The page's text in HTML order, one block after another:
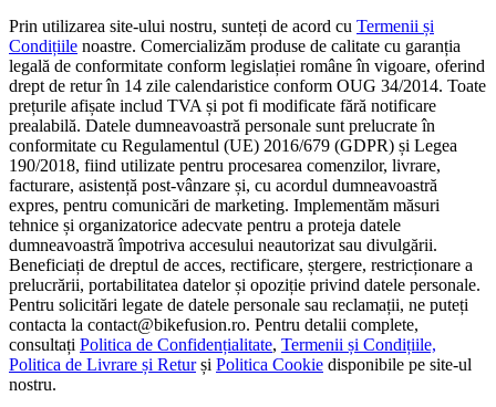
Prin utilizarea site-ului nostru, sunteți de acord cu Termenii și
Condițiile noastre. Comercializăm produse de calitate cu garanția
legală de conformitate conform legislației române în vigoare, oferind
drept de retur în 14 zile calendaristice conform OUG 34/2014. Toate
prețurile afișate includ TVA și pot fi modificate fără notificare
prealabilă. Datele dumneavoastră personale sunt prelucrate în
conformitate cu Regulamentul (UE) 2016/679 (GDPR) și Legea
190/2018, fiind utilizate pentru procesarea comenzilor, livrare,
facturare, asistență post-vânzare și, cu acordul dumneavoastră
expres, pentru comunicări de marketing. Implementăm măsuri
tehnice și organizatorice adecvate pentru a proteja datele
dumneavoastră împotriva accesului neautorizat sau divulgării.
Beneficiați de dreptul de acces, rectificare, ștergere, restricționare a
prelucrării, portabilitatea datelor și opoziție privind datele personale.
Pentru solicitări legate de datele personale sau reclamații, ne puteți
contacta la contact@bikefusion.ro. Pentru detalii complete,
consultați Politica de Confidențialitate, Termenii și Condițiile,
Politica de Livrare și Returși Politica Cookie disponibile pe site-ul
nostru.